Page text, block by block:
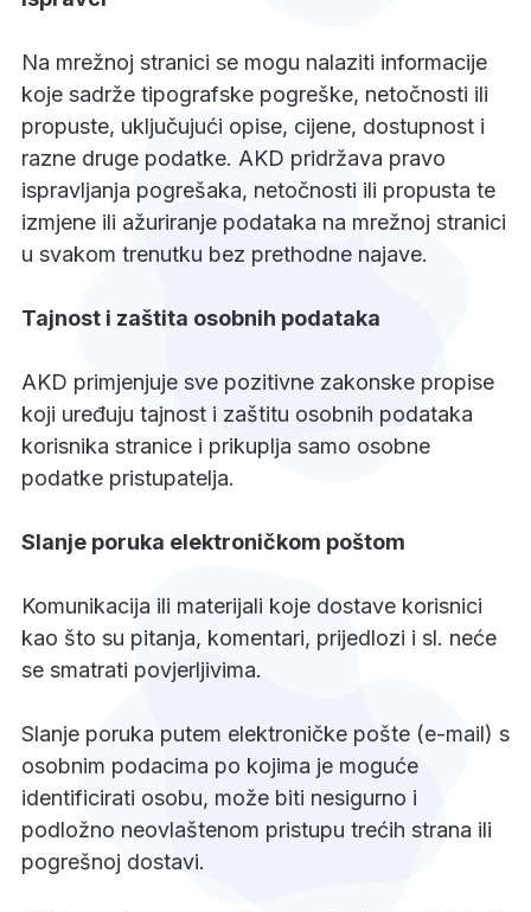
Na mrežnoj stranici se mogu nalaziti informacije
koje sadrže tipografske pogreške, netočnosti ili
propuste, uključujući opise, cijene, dostupnost i
razne druge podatke. AKD pridržava pravo
ispravljanja pogrešaka, netočnosti ili propusta te
izmjene ili ažuriranje podataka na mrežnoj stranici
u svakom trenutku bez prethodne najave.
Tajnost i zaštita osobnih podataka
AKD primjenjuje sve pozitivne zakonske propise
koji uređuju tajnost i zaštitu osobnih podataka
korisnika stranice i prikuplja samo osobne
podatke pristupatelja.
Slanje poruka elektroničkom poštom
Komunikacija ili materijali koje dostave korisnici
kao što su pitanja, komentari, prijedlozi i sl. neće
se smatrati povjerljivima.
Slanje poruka putem elektroničke pošte (e-mail) s
osobnim podacima po kojima je moguće
identificirati osobu, može biti nesigurno i
podložno neovlaštenom pristupu trećih strana ili
pogrešnoj dostavi.